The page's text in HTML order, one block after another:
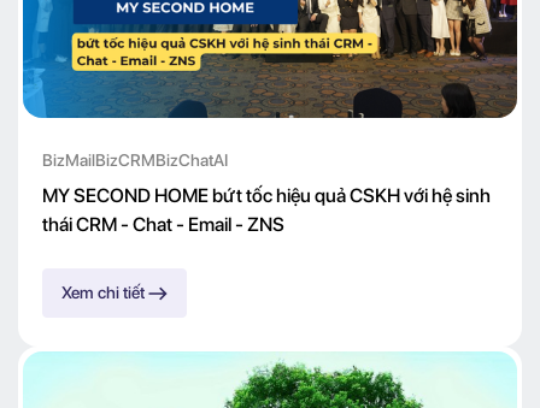
BizMailBizCRMBizChatAI
MY SECOND HOME bứt tốc hiệu quả CSKH với hệ sinh
thái CRM - Chat - Email - ZNS
Xem chi tiết